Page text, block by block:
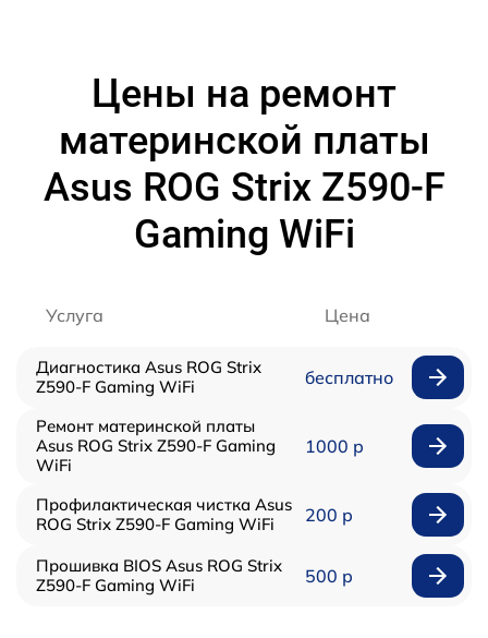
Цены на ремонт
материнской платы
Asus ROG Strix Z590-F
Gaming WiFi
Услуга Цена
Диагностика Asus ROG Strix
Z590-F Gaming WiFi
бесплатно
Ремонт материнской платы
Asus ROG Strix Z590-F Gaming
WiFi
1000 р
Профилактическая чистка Asus
ROG Strix Z590-F Gaming WiFi
200 р
Прошивка BIOS Asus ROG Strix
Z590-F Gaming WiFi
500 р